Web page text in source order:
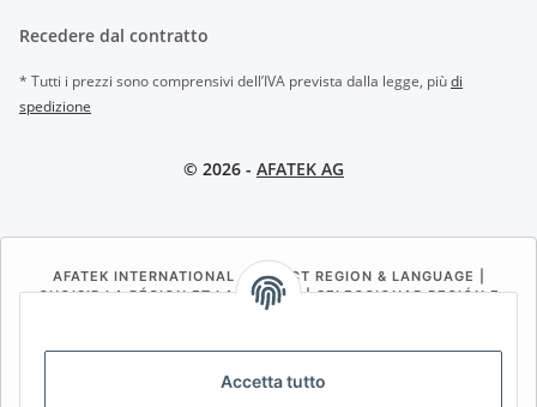
Accetta tutto
Recedere dal contratto
* Tutti i prezzi sono comprensivi dell’IVA prevista dalla legge, piùdi
spedizione
© 2026 - AFATEK AG
AFATEK INTERNATIONAL – SELECT REGION & LANGUAGE |
CHOISIR LA RÉGION ET LA LANGUE | SELECCIONAR REGIÓN E
IDIOMA